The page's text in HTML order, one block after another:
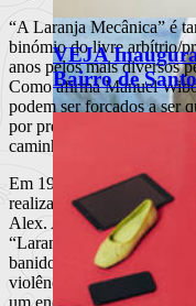
VEJA
Bairro de
“A Laranja Mecânica” é
binómio do livre arbítrio/
anos pelos mais diversos
Como afirma Manuel
podem ser forçados a ser
por predestinação divina,
caminho a percorrer.
Em 1971, o romance foi
realizador Stanley
Alex. Apesar de nomeado
“Laranja Mecânica” foi
banido em certos países,
violência e de sexo.
um enorme sucesso e